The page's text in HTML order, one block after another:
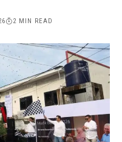
2 MIN READ